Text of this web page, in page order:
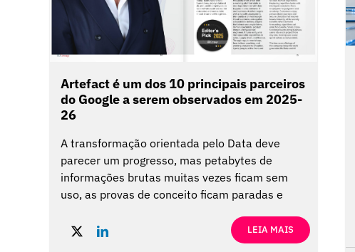
Artefact é um dos 10 principais parceiros
do Google a serem observados em 2025-
26
A transformação orientada pelo Data deve
parecer um progresso, mas petabytes de
informações brutas muitas vezes ficam sem
uso, as provas de conceito ficam paradas e
enquanto os concorrentes avançam. O Artefact
interrompe essa estagnação ao fundir a
LEIA MAIS